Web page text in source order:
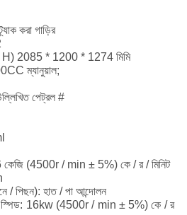
করা গাড়ির
H) 2085 * 1200 * 1274 মিমি
ম্যানুয়াল;
পেট্রল #
কেজি (4500r / min ± 5%) কে / র / মিনিট
/ পিছন): হাত / পা আন্দোলন
স্পিড: 16kw (4500r / min ± 5%) কে / র